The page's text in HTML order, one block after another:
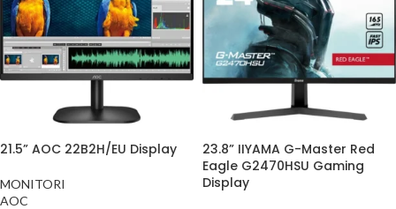
21.5” AOC 22B2H/EU Display
MONITORI
AOC
23.8” IIYAMA G-Master Red
Eagle G2470HSU Gaming
Display